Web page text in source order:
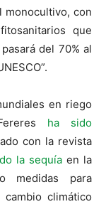
con
que
del 70% al
en riego
ha sido
con la revista
la sequía en la
medidas para
climático